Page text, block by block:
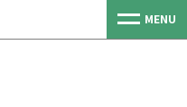
MENU